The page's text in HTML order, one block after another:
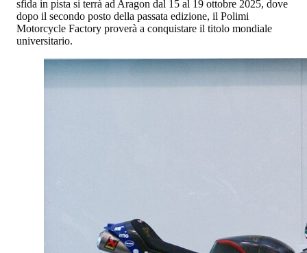
sfida in pista si terrà ad Aragon dal 15 al 19 ottobre 2025, dove
dopo il secondo posto della passata edizione, il Polimi
Motorcycle Factory proverà a conquistare il titolo mondiale
universitario.